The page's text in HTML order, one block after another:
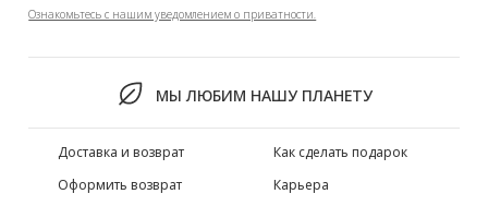
Ознакомьтесь с нашим уведомлением о приватности.
МЫ ЛЮБИМ НАШУ ПЛАНЕТУ
Доставка и возврат
Оформить возврат
Как сделать подарок
Карьера